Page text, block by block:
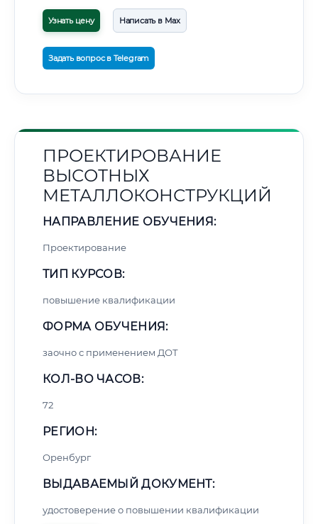
Узнать цену Написать в Max
Задать вопрос в Telegram
ПРОЕКТИРОВАНИЕ
ВЫСОТНЫХ
МЕТАЛЛОКОНСТРУКЦИЙ
НАПРАВЛЕНИЕ ОБУЧЕНИЯ:
Проектирование
ТИП КУРСОВ:
повышение квалификации
ФОРМА ОБУЧЕНИЯ:
заочно с применением ДОТ
КОЛ-ВО ЧАСОВ:
72
РЕГИОН:
Оренбург
ВЫДАВАЕМЫЙ ДОКУМЕНТ:
удостоверение о повышении квалификации